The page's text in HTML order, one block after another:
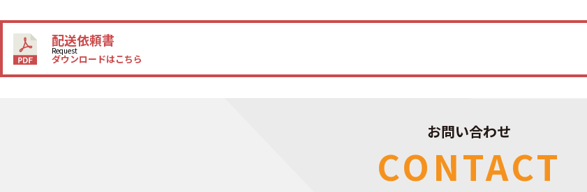
配送依頼書
Request
ダウンロードはこちら
お問い合わせ
CONTACT